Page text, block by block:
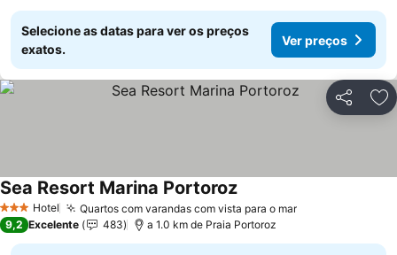
Selecione as datas para ver os preços
exatos.
Ver preços
Partilhar
3 EstrelasHotel Quartos com varandas com vista para o mar
Sea Resort Marina Portoroz
9,2 Excelente 483 a 1.0 km de Praia Portoroz